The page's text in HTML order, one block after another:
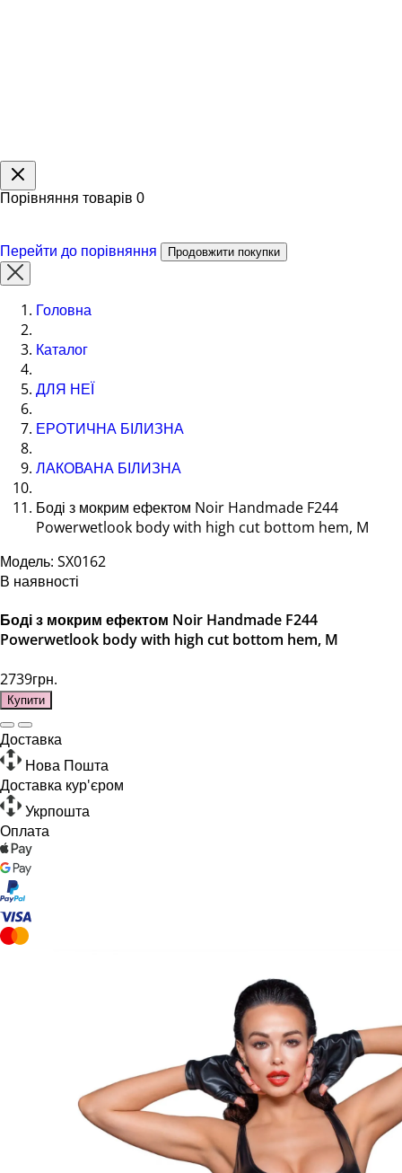
Порівняння товарів 0
Перейти до порівняння Продовжити покупки
Головна
Каталог
ДЛЯ НЕЇ
ЕРОТИЧНА БІЛИЗНА
ЛАКОВАНА БІЛИЗНА
Боді з мокрим ефектом Noir Handmade F244
Powerwetlook body with high cut bottom hem, M
Модель: SX0162
В наявності
Боді з мокрим ефектом Noir Handmade F244
Powerwetlook body with high cut bottom hem, M
2739грн.
Купити
Доставка
Нова Пошта
Доставка кур'єром
Укрпошта
Оплата